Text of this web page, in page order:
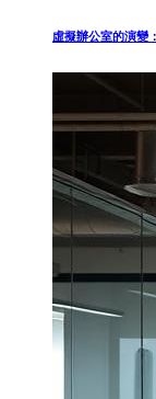
虛擬辦公室的演變